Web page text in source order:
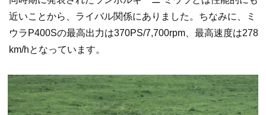
近いことから、ライバル関係にありました。ちなみに、ミ
ウラP400Sの最高出力は370PS/7,700rpm、最高速度は278
km/hとなっています。